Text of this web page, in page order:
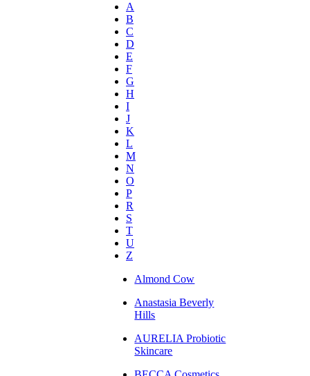
A
B
C
D
E
F
G
H
I
J
K
L
M
N
O
P
R
S
T
U
Z
Almond Cow
Anastasia Beverly
Hills
AURELIA Probiotic
Skincare